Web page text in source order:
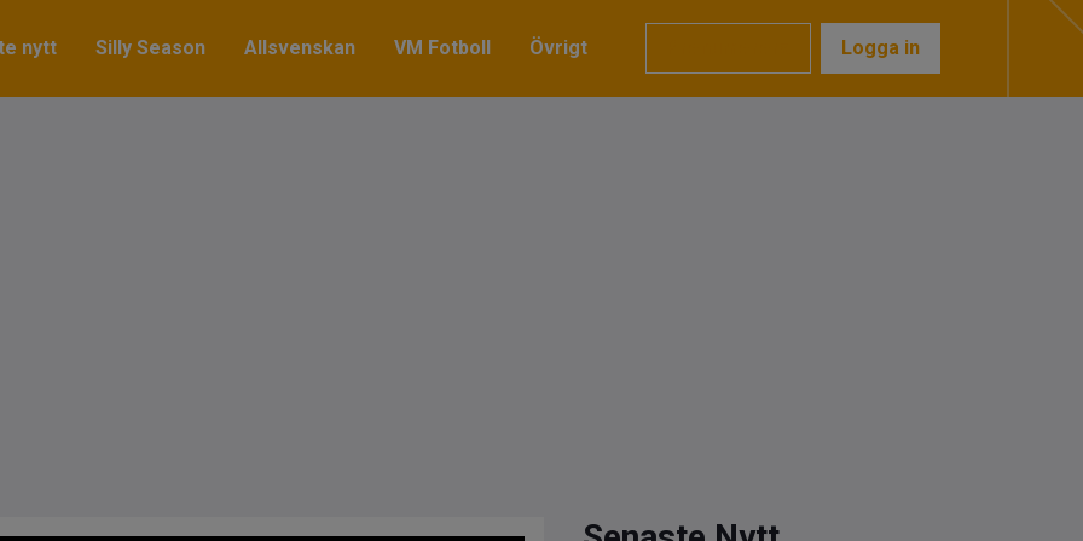
nytt Silly Season Allsvenskan VM Fotboll Övrigt Logga in